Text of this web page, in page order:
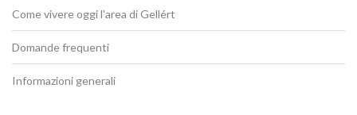
Come vivere oggi l'area di Gellért
Domande frequenti
Informazioni generali